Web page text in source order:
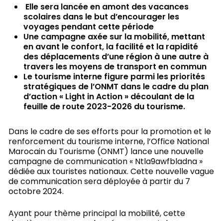
Elle sera lancée en amont des vacances
scolaires dans le but d’encourager les
voyages pendant cette période
Une campagne axée sur la mobilité, mettant
en avant le confort, la facilité et la rapidité
des déplacements d’une région à une autre à
travers les moyens de transport en commun
Le tourisme interne figure parmi les priorités
stratégiques de l’ONMT dans le cadre du plan
d’action « Light in Action » découlant de la
feuille de route 2023-2026 du tourisme.
Dans le cadre de ses efforts pour la promotion et le
renforcement du tourisme interne, l’Office National
Marocain du Tourisme (ONMT) lance une nouvelle
campagne de communication « Ntla9awfbladna »
dédiée aux touristes nationaux. Cette nouvelle vague
de communication sera déployée à partir du 7
octobre 2024.
Ayant pour thème principal la mobilité, cette